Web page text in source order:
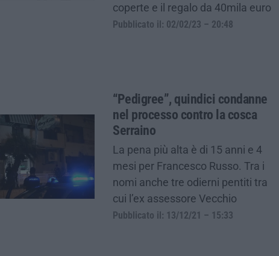
coperte e il regalo da 40mila euro
Pubblicato il: 02/02/23 – 20:48
“Pedigree”, quindici condanne
nel processo contro la cosca
Serraino
La pena più alta è di 15 anni e 4
mesi per Francesco Russo. Tra i
nomi anche tre odierni pentiti tra
cui l’ex assessore Vecchio
Pubblicato il: 13/12/21 – 15:33